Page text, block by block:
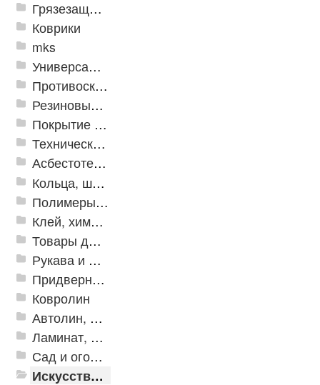
Грязезащитные, влаговпитывающие покрытия
Коврики
mks
Универсальные модульные покрытия
Противоскользящая защита для лестниц, профили, ленты
Резиновые и ПВХ дорожки
Покрытие из резиновой крошки
Техническая резина
Асбестотехнические и теплоизоляционные материалы
Кольца, шайбы, манжеты
Полимеры и пластики
Клей, химия, сопутствующие товары
Товары для дома
Рукава и шланги промышленные
Придверные решетки
Ковролин
Автолин, Транслин, Линолеум
Ламинат, Кварцвиниловая плитка SPC
Сад и огород
Искусственная трава